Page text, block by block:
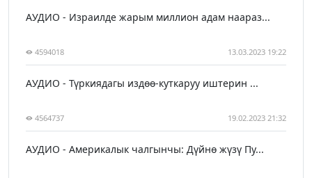
АУДИО - Израилде жарым миллион адам наараз...
4594018 13.03.2023 19:22
АУДИО - Түркиядагы издөө-куткаруу иштерин ...
4564737 19.02.2023 21:32
АУДИО - Америкалык чалгынчы: Дүйнө жүзү Пу...